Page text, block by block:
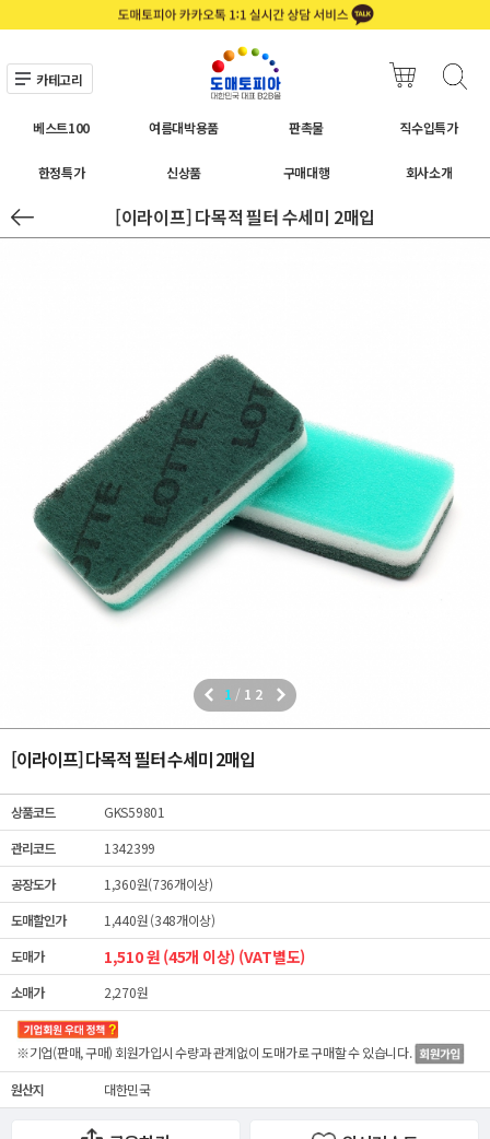
카테고리
베스트100 여름대박용품 판촉물 직수입특가
한정특가 신상품 구매대행 회사소개
[이라이프] 다목적 필터 수세미 2매입
1 / 12
[이라이프] 다목적 필터 수세미 2매입
상품코드
GKS59801
관리코드
1342399
공장도가
1,360원(736개이상)
도매할인가
1,440원 (348개이상)
도매가
1,510 원 (45개 이상) (VAT별도)
소매가 2,270원
※기업(판매, 구매) 회원가입시 수량과 관계없이도매가로 구매할 수 있습니다.
원산지 대한민국